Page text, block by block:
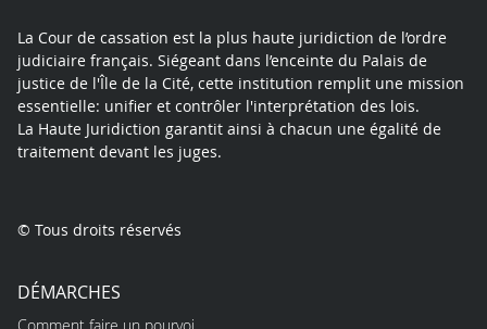
La Cour de cassation est la plus haute juridiction de l’ordre
judiciaire français. Siégeant dans l’enceinte du Palais de
justice de l'Île de la Cité, cette institution remplit une mission
essentielle: unifier et contrôler l'interprétation des lois.
La Haute Juridiction garantit ainsi à chacun une égalité de
traitement devant les juges.
© Tous droits réservés
DÉMARCHES
Comment faire un pourvoi